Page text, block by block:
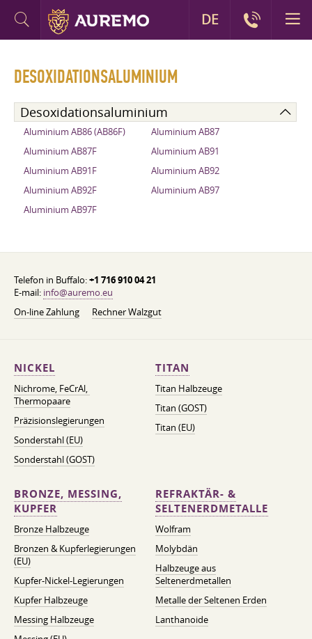
DESOXIDATIONSALUMINIUM
Desoxidationsaluminium
Aluminium AB86 (AB86F)
Aluminium AB87
Aluminium AB87F
Aluminium AB91
Aluminium AB91F
Aluminium AB92
Aluminium AB92F
Aluminium AB97
Aluminium AB97F
Telefon in Buffalo:+1 716 910 04 21
E-mail: info@auremo.eu
On-line Zahlung
Rechner Walzgut
NICKEL
Nichrome, FeСrAl, ​​
Thermopaare
Präzisionslegierungen
Sonderstahl (EU)
Sonderstahl (GOST)
TITAN
Titan Halbzeuge
Titan (GOST)
Titan (EU)
BRONZE, MESSING,
KUPFER
Bronze Halbzeuge
Bronzen & Kupferlegierungen
(EU)
Kupfer-Nickel-Legierungen
Kupfer Halbzeuge
Messing Halbzeuge
REFRAKTÄR- &
SELTENERDMETALLE
Wolfram
Molybdän
Halbzeuge aus
Seltenerdmetallen
Metalle der Seltenen Erden
Lanthanoide
DE